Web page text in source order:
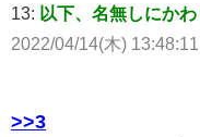
13: 以下、名無しにか
2022/04/14(木)
>>3